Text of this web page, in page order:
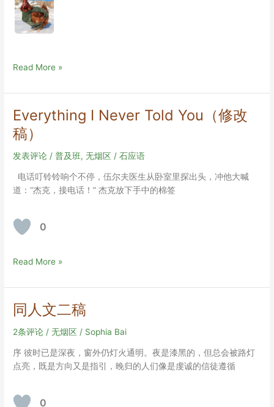
最
一
个
人
长
袋
Read More »
Everything I Never Told You（修改
稿）
发表评论 /普及班,无烟区 /石应语
电话叮铃铃响个不停，伍尔夫医生从卧室里探出头，冲他大喊
道：“杰克，接电话！” 杰克放下手中的棉签
0
Everything
Never
Told
You（修
改
Read More »
同人文二稿
2条评论 /无烟区 / Sophia Bai
序 彼时已是深夜，窗外仍灯火通明。夜是漆黑的，但总会被路灯
点亮，既是方向又是指引，晚归的人们像是虔诚的信徒遵循
0